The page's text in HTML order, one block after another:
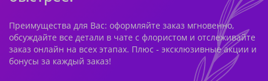
Преимущества для Вас: оформляйте заказ мгновенно,
обсуждайте все детали в чате с флористом и отслеживайте
заказ онлайн на всех этапах. Плюс - эксклюзивные акции и
бонусы за каждый заказ!